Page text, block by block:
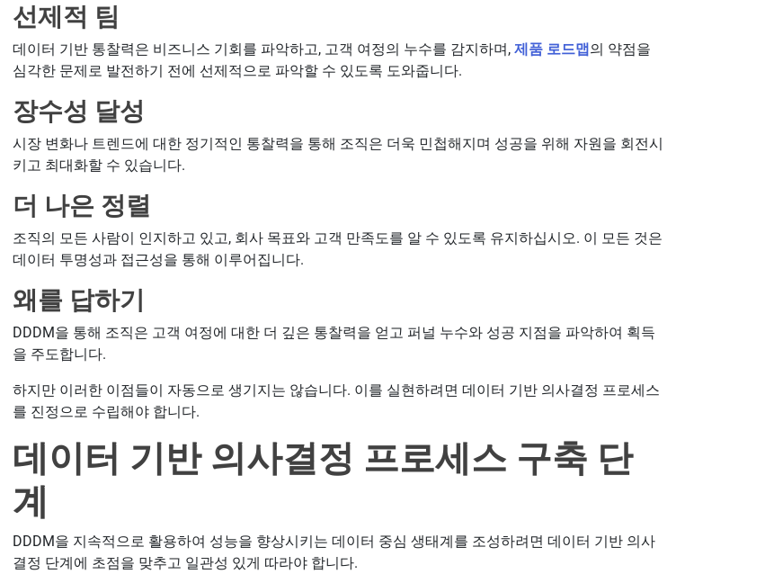
선제적 팀
데이터 기반 통찰력은 비즈니스 기회를 파악하고, 고객 여정의 누수를 감지하며,제품 로드맵의 약점을
심각한 문제로 발전하기 전에 선제적으로 파악할 수 있도록 도와줍니다.
장수성 달성
시장 변화나 트렌드에 대한 정기적인 통찰력을 통해 조직은 더욱 민첩해지며 성공을 위해 자원을 회전시
키고 최대화할 수 있습니다.
더 나은 정렬
조직의 모든 사람이 인지하고 있고, 회사 목표와 고객 만족도를 알 수 있도록 유지하십시오. 이 모든 것은
데이터 투명성과 접근성을 통해 이루어집니다.
왜를 답하기
DDDM을 통해 조직은 고객 여정에 대한 더 깊은 통찰력을 얻고 퍼널 누수와 성공 지점을 파악하여 획득
을 주도합니다.
하지만 이러한 이점들이 자동으로 생기지는 않습니다. 이를 실현하려면 데이터 기반 의사결정 프로세스
를 진정으로 수립해야 합니다.
데이터 기반 의사결정 프로세스 구축 단
계
DDDM을 지속적으로 활용하여 성능을 향상시키는 데이터 중심 생태계를 조성하려면 데이터 기반 의사
결정 단계에 초점을 맞추고 일관성 있게 따라야 합니다.